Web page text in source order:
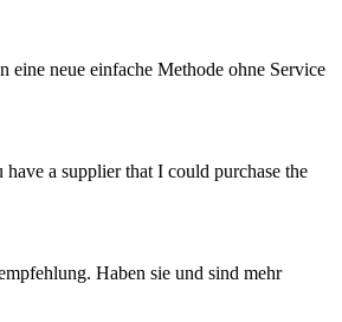
eine neue einfache Methode ohne Service
a supplier that I could purchase the
Haben sie und sind mehr